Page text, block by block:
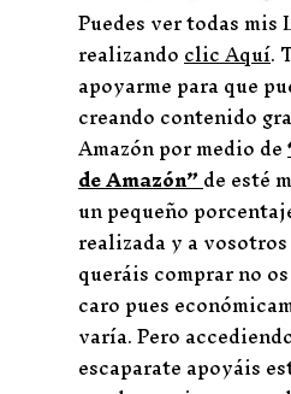
Puedes ver todas mis
realizandoclic Aquí.
apoyarme para que
creando contenido
Amazón por medio de
de Amazón”de esté
un pequeño
realizada y a
queráis comprar no
caro pues
varía. Pero
escaparate apoyáis